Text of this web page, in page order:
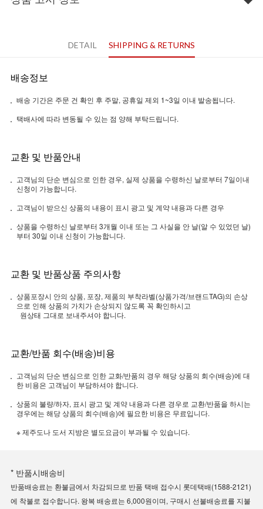
DETAIL SHIPPING & RETURNS
배송정보
배송 기간은 주문 건 확인 후 주말, 공휴일 제외 1~3일 이내 발송됩니다.
택배사에 따라 변동될 수 있는 점 양해 부탁드립니다.
교환 및 반품안내
고객님의 단순 변심으로 인한 경우, 실제 상품을 수령하신 날로부터 7일이내
신청이 가능합니다.
고객님이 받으신 상품의 내용이 표시 광고 및 계약 내용과 다른 경우
상품을 수령하신 날로부터 3개월 이내 또는 그 사실을 안 날(알 수 있었던 날)
부터 30일 이내 신청이 가능합니다.
교환 및 반품상품 주의사항
상품포장시 안의 상품, 포장, 제품의 부착라벨(상품가격/브랜드TAG)의 손상
으로 인해 상품의 가치가 손상되지 않도록 꼭 확인하시고
원상태 그대로 보내주셔야 합니다.
교환/반품 회수(배송)비용
고객님의 단순 변심으로 인한 교화/반품의 경우 해당 상품의 회수(배송)에 대
한 비용은 고객님이 부담하셔야 합니다.
상품의 불량/하자, 표시 광고 및 계약 내용과 다른 경우로 교환/반품을 하시는
경우에는 해당 상품의 회수(배송)에 필요한 비용은 무료입니다.
※ 제주도나 도서 지방은 별도요금이 부과될 수 있습니다.
* 반품시배송비
반품배송료는 환불금에서 차감되므로 반품 택배 접수시 롯데택배(1588-2121)
에 착불로 접수합니다. 왕복 배송료는 6,000원이며, 구매시 선불배송료를 지불